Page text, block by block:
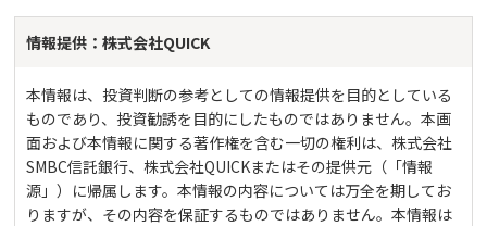
情報提供：株式会社QUICK
本情報は、投資判断の参考としての情報提供を目的としている
ものであり、投資勧誘を目的にしたものではありません。本画
面および本情報に関する著作権を含む一切の権利は、株式会社
SMBC信託銀行、株式会社QUICKまたはその提供元（「情報
源」）に帰属します。本情報の内容については万全を期してお
りますが、その内容を保証するものではありません。本情報は